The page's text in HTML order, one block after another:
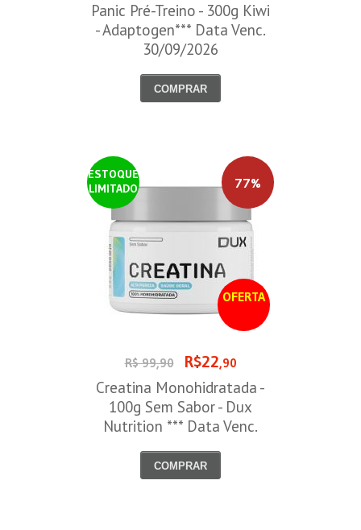
Panic Pré-Treino - 300g Kiwi
- Adaptogen*** Data Venc.
30/09/2026
COMPRAR
ESTOQUE
LIMITADO
OFERTA
77%
R$ 99,90 R$22,90
Creatina Monohidratada -
100g Sem Sabor - Dux
Nutrition *** Data Venc.
COMPRAR